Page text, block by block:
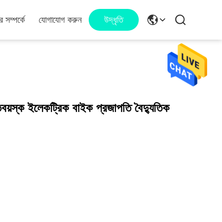
সম্পর্কে যোগাযোগ করুন উদ্ধৃতি
ইলেকট্রিক বাইক প্রজাপতি বৈদ্যুতিক